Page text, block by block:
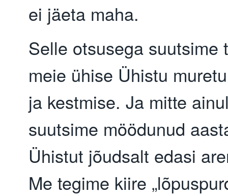
ei jäeta maha.
Selle otsusega suutsime
meie ühise Ühistu
ja kestmise. Ja mitte
suutsime möödunud
Ühistut jõudsalt edasi
Me tegime kiire